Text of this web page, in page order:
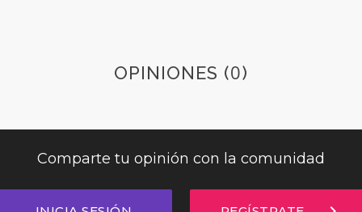
OPINIONES (0)
Comparte tu opinión con la comunidad